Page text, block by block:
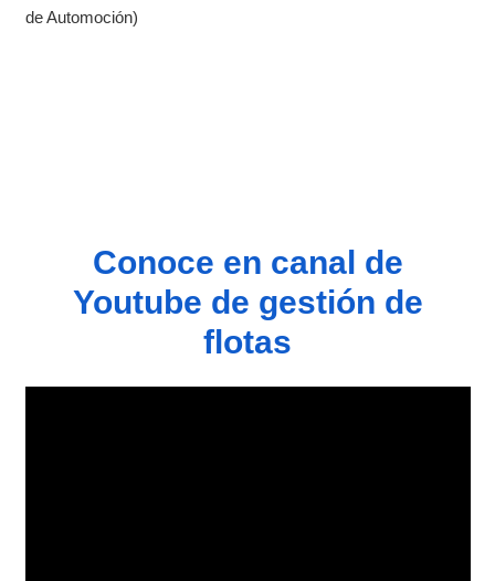
de Automoción)
Conoce en canal de
Youtube de gestión de
flotas